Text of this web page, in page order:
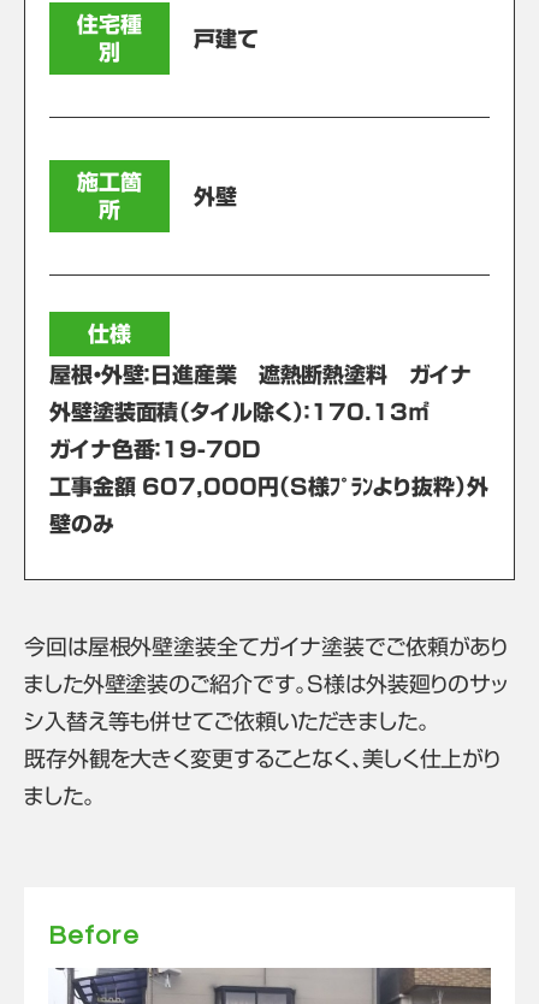
住宅種
別
戸建て
施工箇
所
外壁
仕様
屋根・外壁：日進産業 遮熱断熱塗料 ガイナ
外壁塗装面積（タイル除く）：170.13㎡
ガイナ色番：19-70D
工事金額 607,000円（S様ﾌﾟﾗﾝより抜粋）外
壁のみ
今回は屋根外壁塗装全てガイナ塗装でご依頼があり
ました外壁塗装のご紹介です。S様は外装廻りのサッ
シ入替え等も併せてご依頼いただきました。
既存外観を大きく変更することなく、美しく仕上がり
ました。
Before